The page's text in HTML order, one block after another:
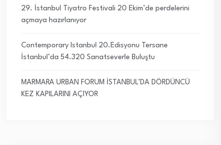
29. İstanbul Tiyatro Festivali 20 Ekim’de perdelerini
açmaya hazırlanıyor
Contemporary Istanbul 20.Edisyonu Tersane
İstanbul’da 54.320 Sanatseverle Buluştu
MARMARA URBAN FORUM İSTANBUL’DA DÖRDÜNCÜ
KEZ KAPILARINI AÇIYOR